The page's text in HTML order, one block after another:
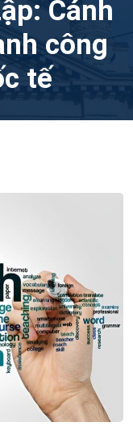
Cánh
công
tế